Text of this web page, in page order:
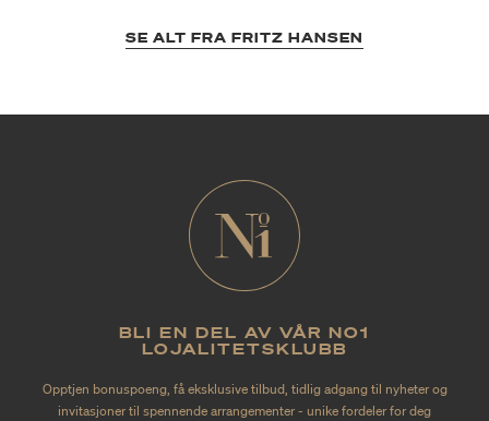
SE ALT FRA FRITZ HANSEN
BLI EN DEL AV VÅR NO1
LOJALITETSKLUBB
Opptjen bonuspoeng, få eksklusive tilbud, tidlig adgang til nyheter og
invitasjoner til spennende arrangementer - unike fordeler for deg